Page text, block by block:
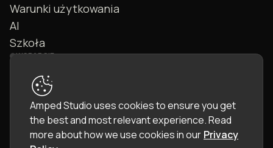
Warunki użytkowania
AI
Szkoła
WSPARCIE
Kontakt
Społeczność
Instrukcja
Amped Studio uses cookies to ensure you get
the best and most relevant experience.Read
more about how we use cookies in our Privacy